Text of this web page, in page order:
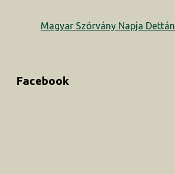
Magyar Szórvány Napja Dettán
Facebook